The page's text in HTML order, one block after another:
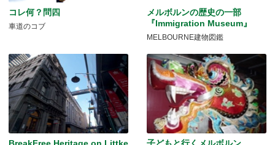
コレ何？問四
車道のコブ
メルボルンの歴史の一部
『Immigration Museum』
MELBOURNE建物図鑑
BreakFree Heritage on Littke
子どもと行くメルボルン